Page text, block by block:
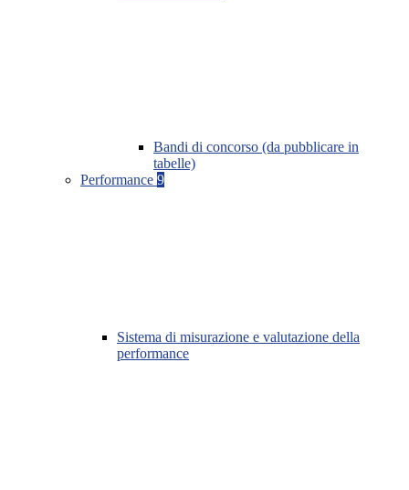
Bandi di concorso (da pubblicare in
tabelle)
Performance 9
Sistema di misurazione e valutazione della
performance